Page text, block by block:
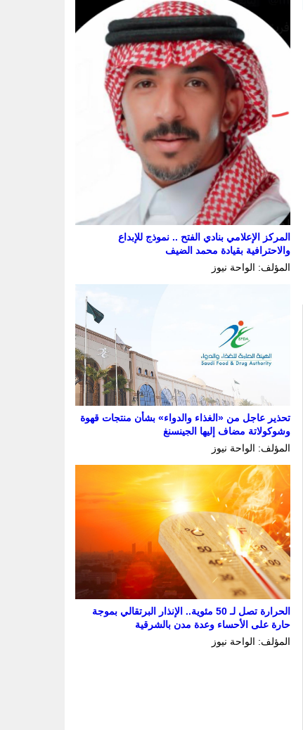
المركز الإعلامي بنادي الفتح .. نموذج للإبداع
والاحترافية بقيادة محمد الضيف
المؤلف: الواحة نيوز
تحذير عاجل من «الغذاء والدواء» بشأن منتجات قهوة
وشوكولاتة مضاف إليها الجينسنغ
المؤلف: الواحة نيوز
الحرارة تصل لـ 50 مئوية.. الإنذار البرتقالي بموجة
حارة على الأحساء وعدة مدن بالشرقية
المؤلف: الواحة نيوز